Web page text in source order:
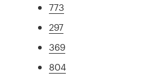
773
297
369
804